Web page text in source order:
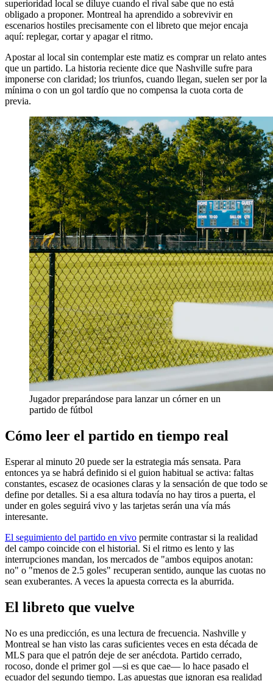
superioridad local se diluye cuando el rival sabe que no está
obligado a proponer. Montreal ha aprendido a sobrevivir en
escenarios hostiles precisamente con el libreto que mejor encaja
aquí: replegar, cortar y apagar el ritmo.
Apostar al local sin contemplar este matiz es comprar un relato antes
que un partido. La historia reciente dice que Nashville sufre para
imponerse con claridad; los triunfos, cuando llegan, suelen ser por la
mínima o con un gol tardío que no compensa la cuota corta de
previa.
Jugador preparándose para lanzar un córner en un
partido de fútbol
Cómo leer el partido en tiempo real
Esperar al minuto 20 puede ser la estrategia más sensata. Para
entonces ya se habrá definido si el guion habitual se activa: faltas
constantes, escasez de ocasiones claras y la sensación de que todo se
define por detalles. Si a esa altura todavía no hay tiros a puerta, el
under en goles seguirá vivo y las tarjetas serán una vía más
interesante.
El seguimiento del partido en vivo permite contrastar si la realidad
del campo coincide con el historial. Si el ritmo es lento y las
interrupciones mandan, los mercados de "ambos equipos anotan:
no" o "menos de 2.5 goles" recuperan sentido, aunque las cuotas no
sean exuberantes. A veces la apuesta correcta es la aburrida.
El libreto que vuelve
No es una predicción, es una lectura de frecuencia. Nashville y
Montreal se han visto las caras suficientes veces en esta década de
MLS para que el patrón deje de ser anécdota. Partido cerrado,
rocoso, donde el primer gol —si es que cae— lo hace pasado el
ecuador del segundo tiempo. Las apuestas que ignoran esa realidad